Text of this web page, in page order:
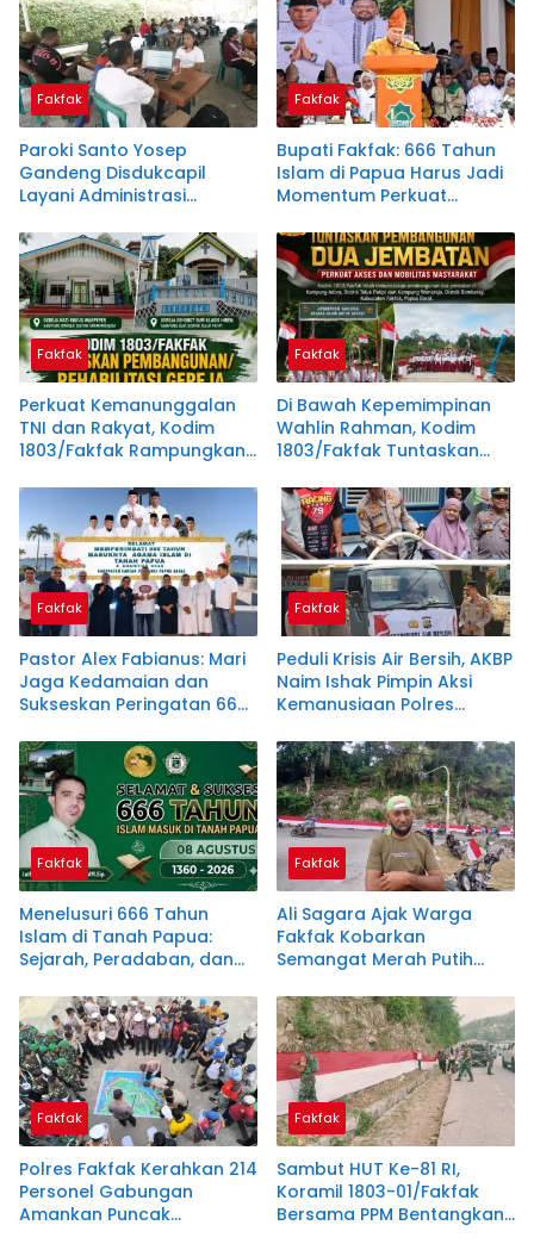
Fakfak
Paroki Santo Yosep
Gandeng Disdukcapil
Layani Administrasi
Instruksi Bupati Samaun
Dahlan
Fakfak
Bupati Fakfak: 666 Tahun
Islam di Papua Harus Jadi
Momentum Perkuat
Fakfak
Perkuat Kemanunggalan
TNI dan Rakyat, Kodim
1803/Fakfak Rampungkan
Fakfak
Di Bawah Kepemimpinan
Wahlin Rahman, Kodim
1803/Fakfak Tuntaskan
Fakfak
Pastor Alex Fabianus: Mari
Jaga Kedamaian dan
Sukseskan Peringatan 666
Fakfak
Peduli Krisis Air Bersih, AKBP
Naim Ishak Pimpin Aksi
Kemanusiaan Polres
Fakfak
Menelusuri 666 Tahun
Islam di Tanah Papua:
Sejarah, Peradaban, dan
Batu
Fakfak
Ali Sagara Ajak Warga
Fakfak Kobarkan
Semangat Merah Putih
Bendera 1.200 Meter
Fakfak
Polres Fakfak Kerahkan 214
Personel Gabungan
Amankan Puncak
Fakfak
Sambut HUT Ke-81 RI,
Koramil 1803-01/Fakfak
Bersama PPM Bentangkan